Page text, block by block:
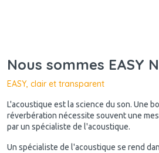
Nous sommes EASY
EASY, clair et transparent
L'acoustique est la science du son. Une
réverbération nécessite souvent une
par un spécialiste de l'acoustique.
Un spécialiste de l'acoustique se rend